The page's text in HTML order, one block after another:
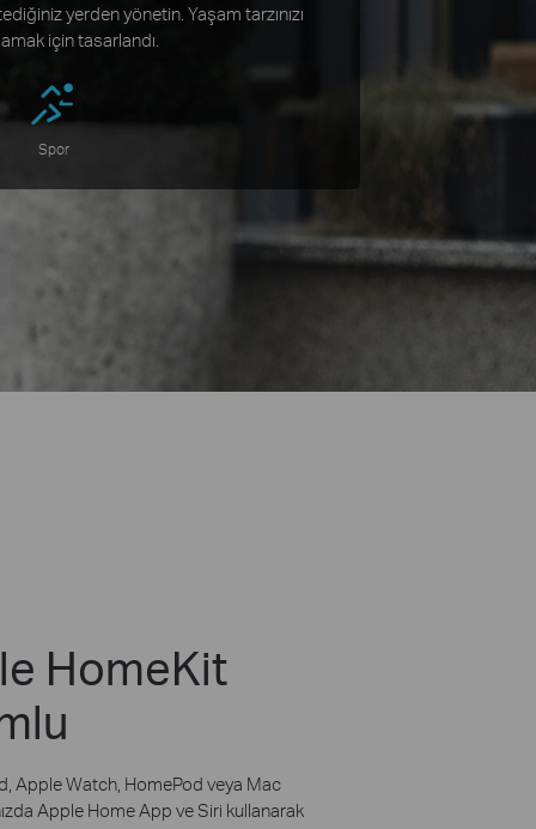
yerden yönetin. Yaşam tarzınızı
için tasarlandı.
Spor
HomeKit
Apple Watch, HomePod veya Mac
Apple Home App ve Siri kullanarak